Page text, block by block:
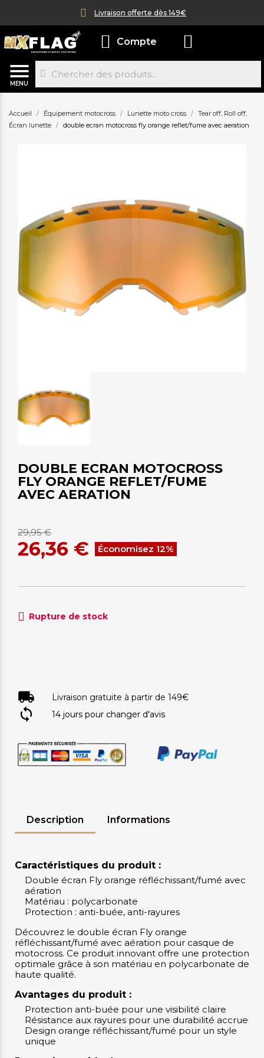
Livraison offerte dès 149€
MENU
Compte
Accueil Équipement motocross Lunette moto cross
Tear off, Roll off,
Écran lunette
double ecran motocross fly orange reflet/fume avec aeration
DOUBLE ECRAN MOTOCROSS
FLY ORANGE REFLET/FUME
AVEC AERATION
29,95 €
26,36 € Économisez 12%
Rupture de stock
Livraison gratuite à partir de 149€
14 jours pour changer d'avis
Description Informations
Caractéristiques du produit :
Double écran Fly orange réfléchissant/fumé avec
aération
Matériau : polycarbonate
Protection : anti-buée, anti-rayures
Découvrez le double écran Fly orange
réfléchissant/fumé avec aération pour casque de
motocross. Ce produit innovant offre une protection
optimale grâce à son matériau en polycarbonate de
haute qualité.
Avantages du produit :
Protection anti-buée pour une visibilité claire
Résistance aux rayures pour une durabilité accrue
Design orange réfléchissant/fumé pour un style
unique